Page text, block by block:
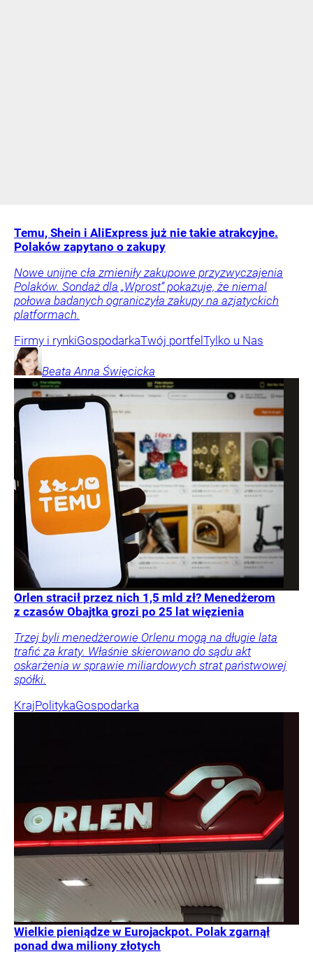
Temu, Shein i AliExpress już nie takie atrakcyjne.
Polaków zapytano o zakupy
Nowe unijne cła zmieniły zakupowe przyzwyczajenia
Polaków. Sondaż dla „Wprost” pokazuje, że niemal
połowa badanych ograniczyła zakupy na azjatyckich
platformach.
Firmy i rynkiGospodarkaTwój portfel Tylko u Nas
Beata Anna Święcicka
Orlen stracił przez nich 1,5 mld zł? Menedżerom
z czasów Obajtka grozi po 25 lat więzienia
Trzej byli menedżerowie Orlenu mogą na długie lata
trafić za kraty. Właśnie skierowano do sądu akt
oskarżenia w sprawie miliardowych strat państwowej
spółki.
KrajPolitykaGospodarka
Wielkie pieniądze w Eurojackpot. Polak zgarnął
ponad dwa miliony złotych